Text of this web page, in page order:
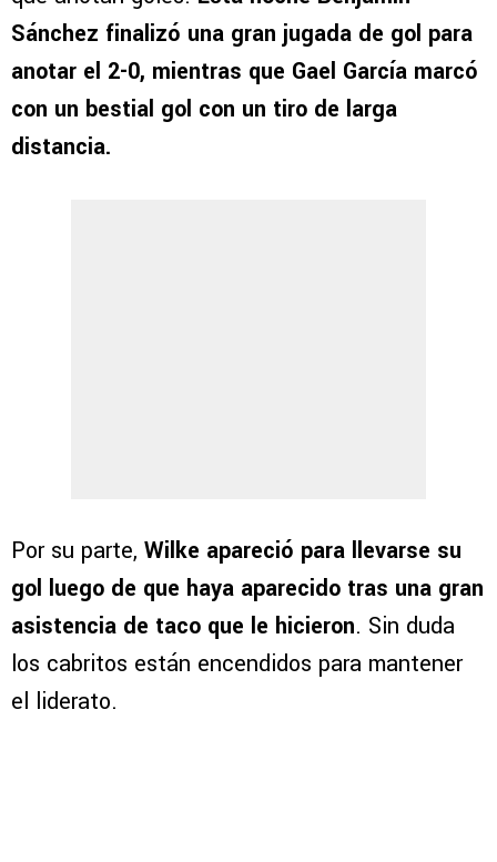
Sánchez finalizó una gran jugada de gol para
anotar el 2-0, mientras que Gael García marcó
con un bestial gol con un tiro de larga
distancia.
Por su parte, Wilke apareció para llevarse su
gol luego de que haya aparecido tras una gran
asistencia de taco que le hicieron. Sin duda
los cabritos están encendidos para mantener
el liderato.